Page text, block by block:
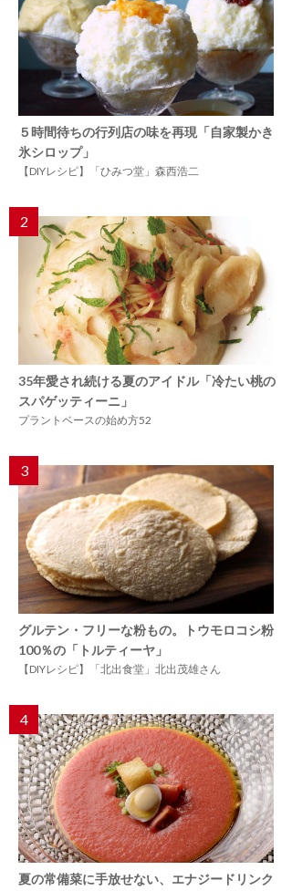
５時間待ちの行列店の味を再現「自家製かき
氷シロップ」
【DIYレシピ】「ひみつ堂」森西浩二
2
35年愛され続ける夏のアイドル「冷たい桃の
スパゲッティーニ」
プラントベースの始め方52
3
グルテン・フリーな粉もの。トウモロコシ粉
100％の「トルティーヤ」
【DIYレシピ】「北出食堂」北出茂雄さん
4
夏の常備菜に手放せない、エナジードリンク